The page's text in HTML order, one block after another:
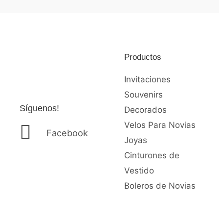
Síguenos!
Facebook
Productos
Invitaciones
Souvenirs
Decorados
Velos Para Novias
Joyas
Cinturones de
Vestido
Boleros de Novias